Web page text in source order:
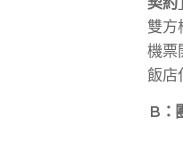
雙方
機票
飯店
B：